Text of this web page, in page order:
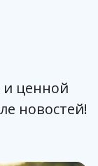
и ценной
новостей!